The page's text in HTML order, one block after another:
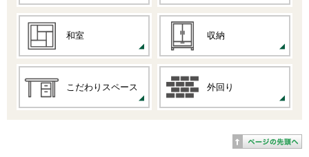
和室 収納
こだわりスペース 外回り